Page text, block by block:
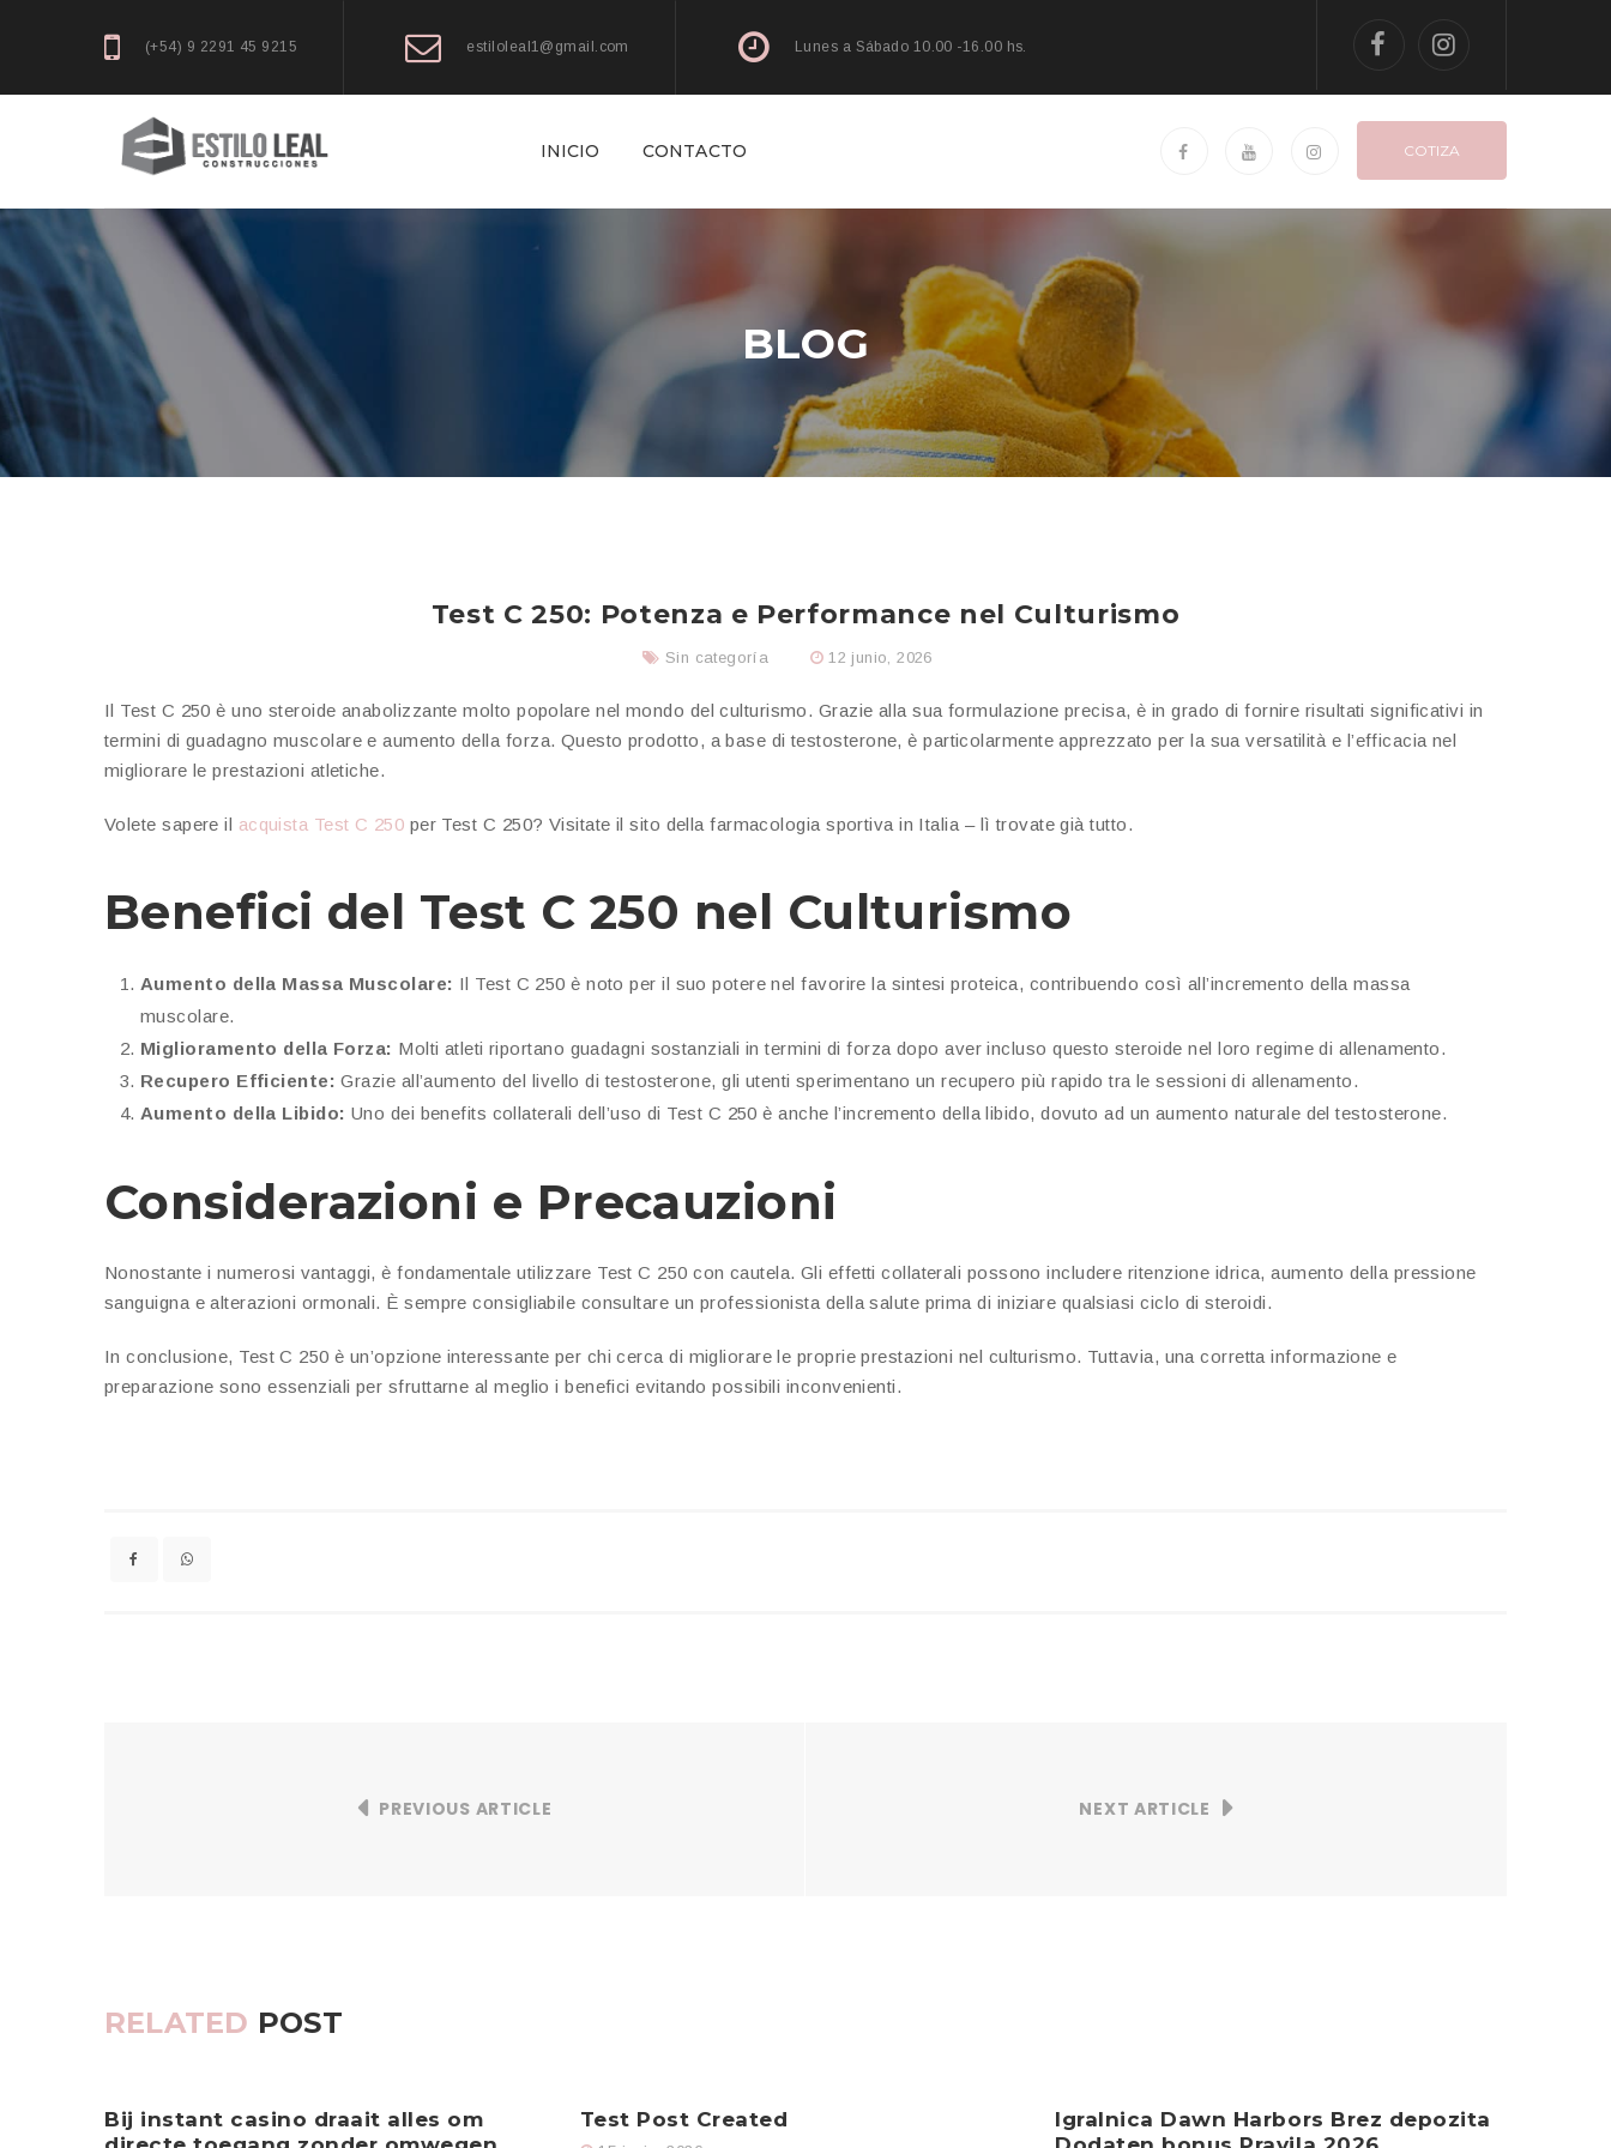
(+54) 9 2291 45 9215 estiloleal1@gmail.com Lunes a Sábado 10.00 -16.00 hs.
INICIO CONTACTO COTIZA
BLOG
Test C 250: Potenza e Performance nel Culturismo
Sin categoría 12 junio, 2026
Il Test C 250 è uno steroide anabolizzante molto popolare nel mondo del culturismo. Grazie alla sua formulazione precisa, è in grado di fornire risultati significativi in
termini di guadagno muscolare e aumento della forza. Questo prodotto, a base di testosterone, è particolarmente apprezzato per la sua versatilità e l’efficacia nel
migliorare le prestazioni atletiche.
Volete sapere il acquista Test C 250 per Test C 250? Visitate il sito della farmacologia sportiva in Italia – lì trovate già tutto.
Benefici del Test C 250 nel Culturismo
Aumento della Massa Muscolare: Il Test C 250 è noto per il suo potere nel favorire la sintesi proteica, contribuendo così all’incremento della massa
muscolare.
Miglioramento della Forza: Molti atleti riportano guadagni sostanziali in termini di forza dopo aver incluso questo steroide nel loro regime di allenamento.
Recupero Efficiente: Grazie all’aumento del livello di testosterone, gli utenti sperimentano un recupero più rapido tra le sessioni di allenamento.
Aumento della Libido: Uno dei benefits collaterali dell’uso di Test C 250 è anche l’incremento della libido, dovuto ad un aumento naturale del testosterone.
Considerazioni e Precauzioni
Nonostante i numerosi vantaggi, è fondamentale utilizzare Test C 250 con cautela. Gli effetti collaterali possono includere ritenzione idrica, aumento della pressione
sanguigna e alterazioni ormonali. È sempre consigliabile consultare un professionista della salute prima di iniziare qualsiasi ciclo di steroidi.
In conclusione, Test C 250 è un’opzione interessante per chi cerca di migliorare le proprie prestazioni nel culturismo. Tuttavia, una corretta informazione e
preparazione sono essenziali per sfruttarne al meglio i benefici evitando possibili inconvenienti.
PREVIOUS ARTICLE NEXT ARTICLE
RELATED POST
Bij instant casino draait alles om
Test Post Created
Igralnica Dawn Harbors Brez depozita